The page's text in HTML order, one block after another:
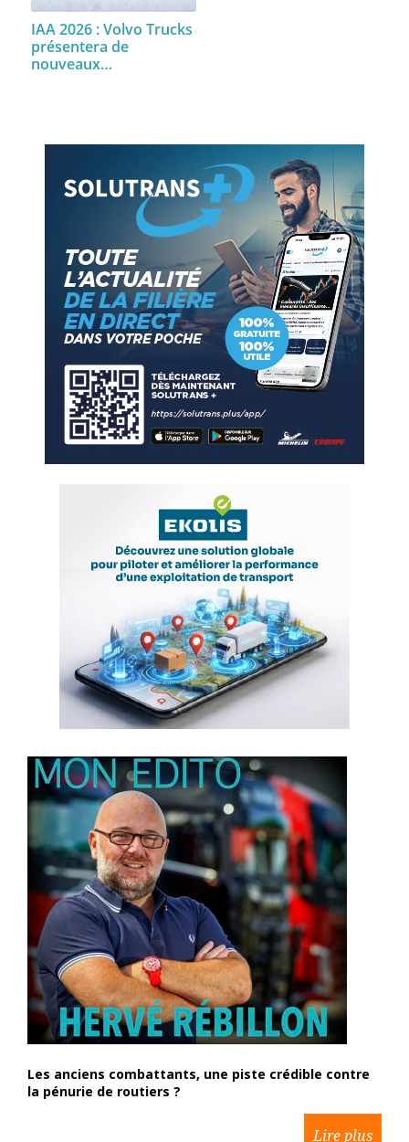
IAA 2026 : Volvo Trucks
présentera de
nouveaux…
Les anciens combattants, une piste crédible contre
la pénurie de routiers ?